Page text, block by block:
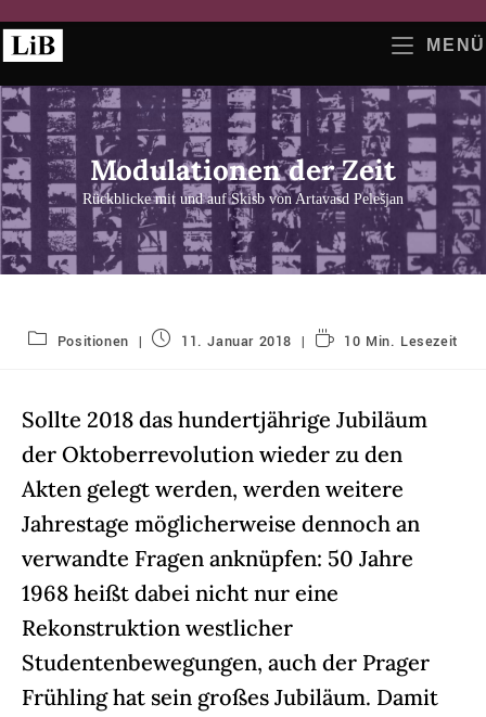
Inhalt
springen
MENÜ
Modulationen der Zeit
Rückblicke mit und auf Skisb von Artavasd Pelešjan
Beitrags-Positionen
Beitrag11. Januar 2018 Lesedauer:
10 Min. Lesezeit
Sollte 2018 das hundertjährige Jubiläum
der Oktoberrevolution wieder zu den
Akten gelegt werden, werden weitere
Jahrestage möglicherweise dennoch an
verwandte Fragen anknüpfen: 50 Jahre
1968 heißt dabei nicht nur eine
Rekonstruktion westlicher
Studentenbewegungen, auch der Prager
Frühling hat sein großes Jubiläum. Damit